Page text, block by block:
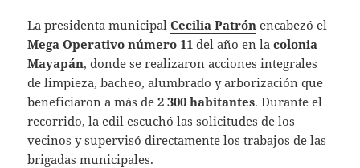
La presidenta municipalCecilia Patrón encabezó el
Mega Operativo número 11 del año en lacolonia
Mayapán, donde se realizaron acciones integrales
de limpieza, bacheo, alumbrado y arborización que
beneficiaron a más de2 300 habitantes. Durante el
recorrido, la edil escuchó las solicitudes de los
vecinos y supervisó directamente los trabajos de las
brigadas municipales.